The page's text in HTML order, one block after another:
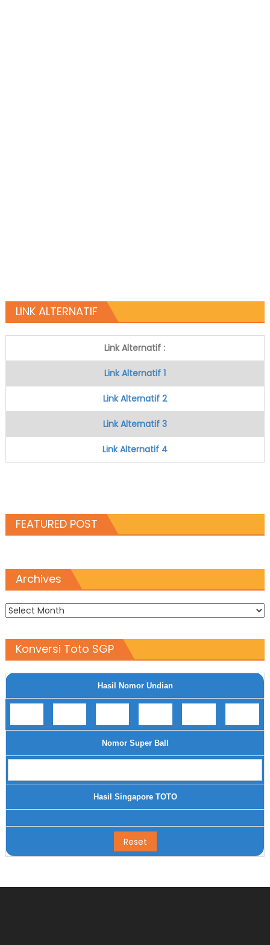
LINK ALTERNATIF
Link Alternatif :
Link Alternatif 1
Link Alternatif 2
Link Alternatif 3
Link Alternatif 4
FEATURED POST
Archives
Archives
Konversi Toto SGP
Hasil Nomor Undian
Nomor Super Ball
Hasil Singapore TOTO